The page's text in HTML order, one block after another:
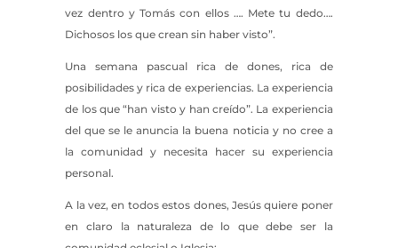
vez dentro y Tomás con ellos …. Mete tu dedo….
Dichosos los que crean sin haber visto”.
Una semana pascual rica de dones, rica de
posibilidades y rica de experiencias. La experiencia
de los que “han visto y han creído”. La experiencia
del que se le anuncia la buena noticia y no cree a
la comunidad y necesita hacer su experiencia
personal.
A la vez, en todos estos dones, Jesús quiere poner
en claro la naturaleza de lo que debe ser la